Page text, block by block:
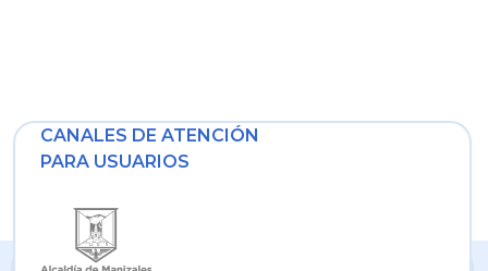
CANALES DE ATENCIÓN
PARA USUARIOS